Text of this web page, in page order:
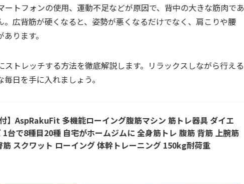
トフォンの使用、運動不足などが原因で、背中の大きな筋肉であ
広背筋が硬くなると、姿勢が悪くなるだけでなく、肩こりや腰
ります。
トレッチする方法を徹底解説します。リラックスしながら行える
日を手に入れましょう。
】AspRakuFit 多機能ローイング腹筋マシン 筋トレ器具 ダイエ
台で8種目20種 自宅がホームジムに 全身筋トレ 腹筋 背筋 上腕筋
スクワット ローイング 体幹トレーニング 150kg耐荷重